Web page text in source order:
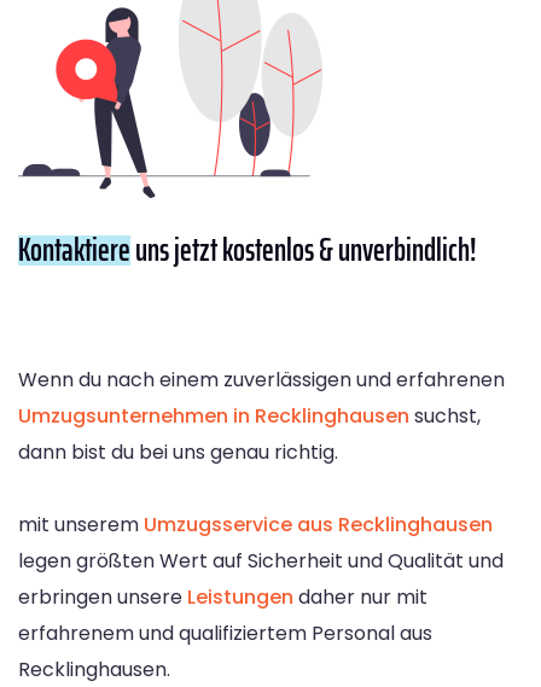
Kontaktiereuns jetzt kostenlos & unverbindlich!
Wenn du nach einem zuverlässigen und erfahrenen
Umzugsunternehmen in Recklinghausen suchst,
dann bist du bei uns genau richtig.
mit unserem Umzugsservice aus Recklinghausen
legen größten Wert auf Sicherheit und Qualität und
erbringen unsere Leistungen daher nur mit
erfahrenem und qualifiziertem Personal aus
Recklinghausen.